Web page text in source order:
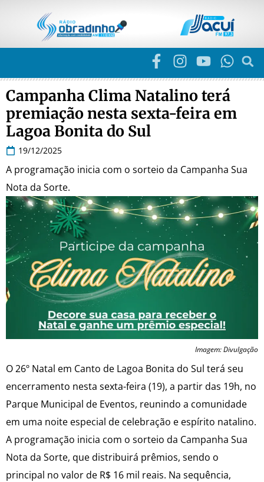
Campanha Clima Natalino terá
premiação nesta sexta-feira em
Lagoa Bonita do Sul
19/12/2025
A programação inicia com o sorteio da Campanha Sua
Nota da Sorte.
Imagem: Divulgação
O 26º Natal em Canto de Lagoa Bonita do Sul terá seu
encerramento nesta sexta-feira (19), a partir das 19h, no
Parque Municipal de Eventos, reunindo a comunidade
em uma noite especial de celebração e espírito natalino.
A programação inicia com o sorteio da Campanha Sua
Nota da Sorte, que distribuirá prêmios, sendo o
principal no valor de R$ 16 mil reais. Na sequência,